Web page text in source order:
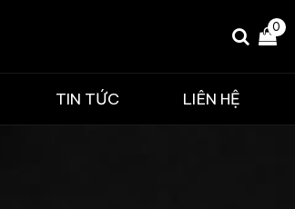
0
TIN TỨC LIÊN HỆ